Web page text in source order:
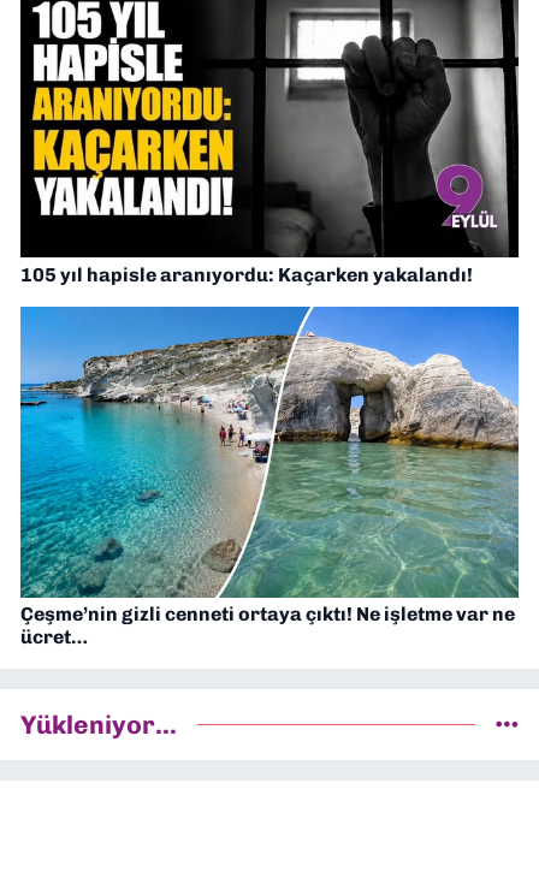
105 yıl hapisle aranıyordu: Kaçarken yakalandı!
Çeşme’nin gizli cenneti ortaya çıktı! Ne işletme var ne
ücret…
Yükleniyor...